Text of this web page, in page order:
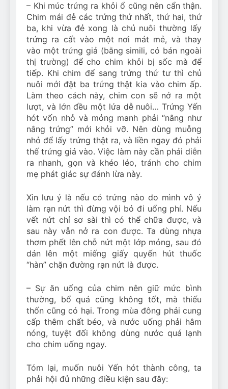
– Khi múc trứng ra khỏi ổ cũng nên cẩn thận.
Chim mái đẻ các trứng thứ nhất, thứ hai, thứ
ba, khi vừa đẻ xong là chủ nuôi thường lấy
trứng ra cất vào một nơi mát mẻ, và thay
vào một trứng giả (bằng simili, có bán ngoài
thị trường) để cho chim khỏi bị sốc mà để
tiếp. Khi chim để sang trứng thứ tư thì chủ
nuôi mới đặt ba trứng thật kia vào chim ấp.
Làm theo cách này, chim con sẽ nở ra một
lượt, và lớn đều một lứa dễ nuôi… Trứng Yến
hót vốn nhỏ và mỏng manh phải “nâng như
nâng trứng” mới khỏi vỡ. Nên dùng muỗng
nhỏ để lấy trứng thật ra, và liền ngay đó phải
thế trứng giả vào. Việc làm này cần phải diễn
ra nhanh, gọn và khéo léo, tránh cho chim
mẹ phát giác sự đánh lừa này.
Xin lưu ý là nếu có trứng nào do mình vô ý
làm rạn nứt thì đừng vội bỏ đi uổng phí. Nếu
vết nứt chỉ sơ sài thì có thể chữa được, và
sau này vẫn nở ra con được. Ta dùng nhựa
thơm phết lên chỗ nứt một lớp mỏng, sau đó
dán lên một miếng giấy quyến hút thuốc
“hàn” chặn đường rạn nứt là được.
– Sự ăn uống của chim nên giữ mức bình
thường, bổ quá cũng không tốt, mà thiếu
thốn cũng có hại. Trong mùa đông phải cung
cấp thêm chất béo, và nước uống phải hâm
nóng, tuyệt đối không dùng nước quá lạnh
cho chim uống ngay.
Tóm lại, muốn nuôi Yến hót thành công, ta
phải hội đủ những điều kiện sau đây: